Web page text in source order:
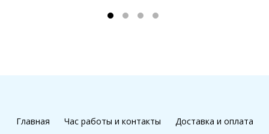
Главная Час работы и контакты Доставка и оплата